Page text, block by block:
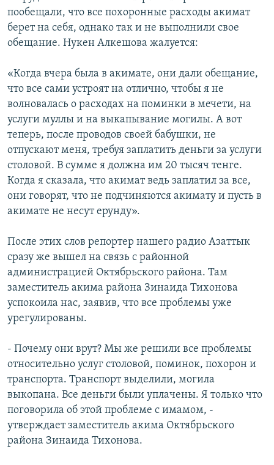
пообещали, что все похоронные расходы акимат
берет на себя, однако так и не выполнили свое
обещание. Нукен Алкешова жалуется:
«Когда вчера была в акимате, они дали обещание,
что все сами устроят на отлично, чтобы я не
волновалась о расходах на поминки в мечети, на
услуги муллы и на выкапывание могилы. А вот
теперь, после проводов своей бабушки, не
отпускают меня, требуя заплатить деньги за услуги
столовой. В сумме я должна им 20 тысяч тенге.
Когда я сказала, что акимат ведь заплатил за все,
они говорят, что не подчиняются акимату и пусть в
акимате не несут ерунду».
После этих слов репортер нашего радио Азаттык
сразу же вышел на связь с районной
администрацией Октябрьского района. Там
заместитель акима района Зинаида Тихонова
успокоила нас, заявив, что все проблемы уже
урегулированы.
- Почему они врут? Мы же решили все проблемы
относительно услуг столовой, поминок, похорон и
транспорта. Транспорт выделили, могила
выкопана. Все деньги были уплачены. Я только что
поговорила об этой проблеме с имамом, -
утверждает заместитель акима Октябрьского
района Зинаида Тихонова.